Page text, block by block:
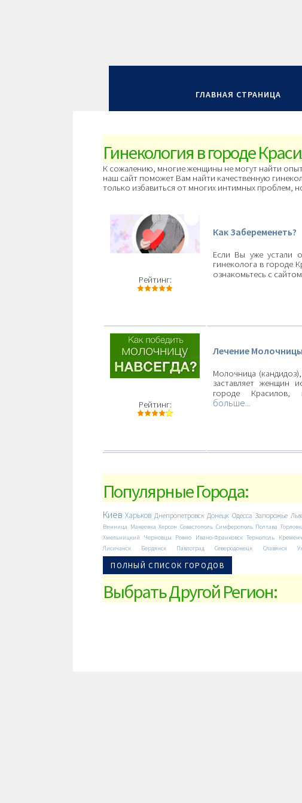
ГЛАВНАЯ СТРАНИЦА
Гинекология в городе
К сожалению, многие женщины не могут найти
наш сайт поможет Вам найти качественную
только избавиться от многих интимных проблем,
Рейтинг:
Как Забеременеть?
Если Вы уже устали
гинеколога в городе
ознакомьтесь с
Рейтинг:
Лечение Молочницы
Молочница
заставляет женщин
городе
больше...
Популярные Города:
Киев Харьков Днепропетровск Донецк Одесса Запорожье
Винница Макеевка Херсон Севастополь Симферополь Полтава
Хмельницкий
Черновцы Ровно Ивано-Франковск Тернополь
Лисичанск
Бердянск Павлоград Северодонецк Славянск
ПОЛНЫЙ СПИСОК ГОРОДОВ
Выбрать Другой Регион: